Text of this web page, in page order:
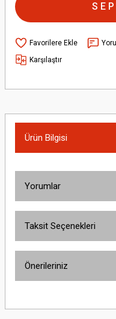
Karşılaştır
Ürün Bilgisi
Yorumlar
Taksit Seçenekleri
Önerileriniz
yetersiz gördüğünüz